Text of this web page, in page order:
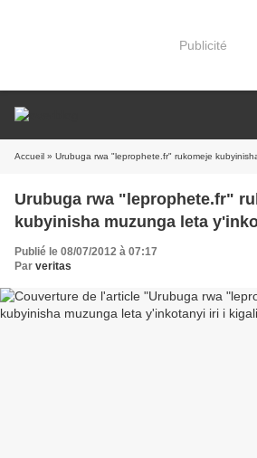
Publicité
Accueil » Urubuga rwa "leprophete.fr" rukomeje kubyinisha
Urubuga rwa "leprophete.fr"
kubyinisha muzunga leta
Publié le 08/07/2012 à 07:17
Par veritas